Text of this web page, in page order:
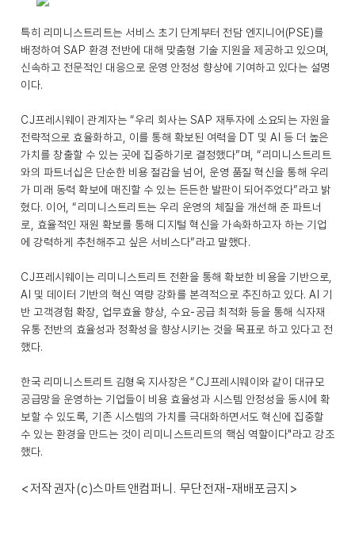
특히 리미니스트리트는 서비스 초기 단계부터 전담 엔지니어(PSE)를
배정하여 SAP 환경 전반에 대해 맞춤형 기술 지원을 제공하고 있으며,
신속하고 전문적인 대응으로 운영 안정성 향상에 기여하고 있다는 설명
이다.
CJ프레시웨이 관계자는 “우리 회사는 SAP 재투자에 소요되는 자원을
전략적으로 효율화하고, 이를 통해 확보된 여력을 DT 및 AI 등 더 높은
가치를 창출할 수 있는 곳에 집중하기로 결정했다”며, “리미니스트리트
와의 파트너십은 단순한 비용 절감을 넘어, 운영 품질 혁신을 통해 우리
가 미래 동력 확보에 매진할 수 있는 든든한 발판이 되어주었다”라고 밝
혔다. 이어, “리미니스트리트는 우리 운영의 체질을 개선해 준 파트너
로, 효율적인 재원 확보를 통해 디지털 혁신을 가속화하고자 하는 기업
에 강력하게 추천해주고 싶은 서비스다”라고 말했다.
CJ프레시웨이는 리미니스트리트 전환을 통해 확보한 비용을 기반으로,
AI 및 데이터 기반의 혁신 역량 강화를 본격적으로 추진하고 있다. AI 기
반 고객경험 확장, 업무효율 향상, 수요-공급 최적화 등을 통해 식자재
유통 전반의 효율성과 정확성을 향상시키는 것을 목표로 하고 있다고 전
했다.
한국 리미니스트리트 김형욱 지사장은 “CJ프레시웨이와 같이 대규모
공급망을 운영하는 기업들이 비용 효율성과 시스템 안정성을 동시에 확
보할 수 있도록, 기존 시스템의 가치를 극대화하면서도 혁신에 집중할
수 있는 환경을 만드는 것이 리미니스트리트의 핵심 역할이다"라고 강조
했다.
<저작권자(c)스마트앤컴퍼니. 무단전재-재배포금지>